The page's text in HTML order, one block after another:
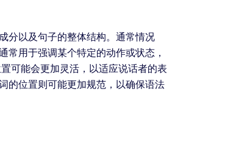
分以及句子的整体结构。通常情况
用于强调某个特定的动作或状态，
可能会更加灵活，以适应说话者的表
的位置则可能更加规范，以确保语法